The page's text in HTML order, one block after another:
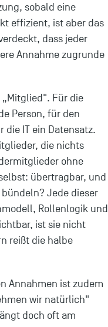
sobald eine
effizient, ist aber das
dass jeder
Annahme zugrunde
Für die
Person, für den
IT ein Datensatz.
die nichts
ohne
übertragbar, und
Jede dieser
Rollenlogik und
ist sie nicht
reißt die halbe
Annahmen ist zudem
wir natürlich"
doch oft am